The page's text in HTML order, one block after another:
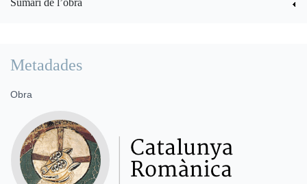
Metadades
Obra